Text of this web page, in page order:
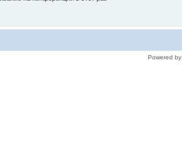
Powered by